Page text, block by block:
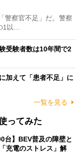
警察官不足」だ。警察
1以…
受験者数は10年間で2
加えて「患者不足」に
一覧を見る
ってみた
台】BEV普及の障壁と
充電のストレス」解